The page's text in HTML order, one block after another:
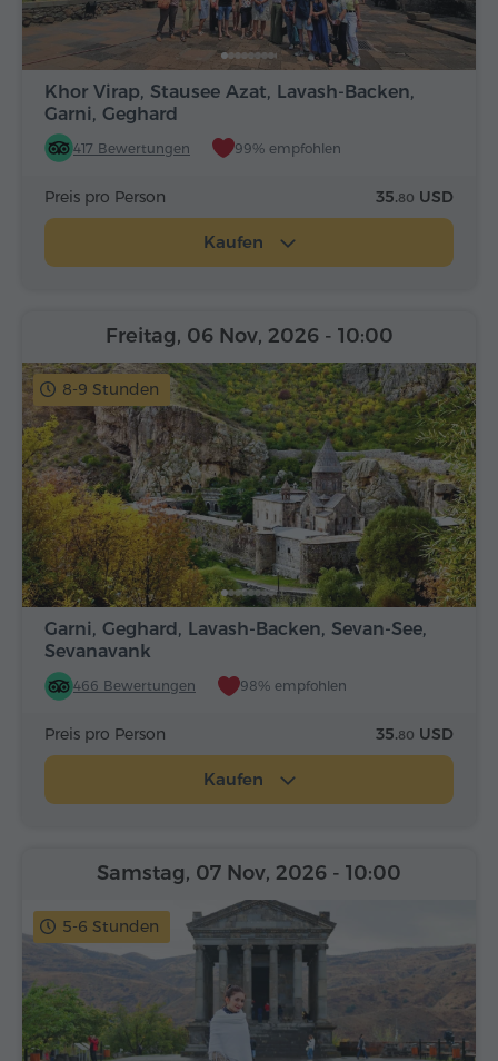
Khor Virap, Stausee Azat, Lavash-Backen,
Garni, Geghard
417 Bewertungen 99% empfohlen
Preis pro Person 35.80 USD
Kaufen
8-9 Stunden
Garni, Geghard, Lavash-Backen, Sevan-See,
Sevanavank
466 Bewertungen 98% empfohlen
Freitag, 06 Nov, 2026 - 10:00
Preis pro Person 35.80 USD
Kaufen
5-6 Stunden
Samstag, 07 Nov, 2026 - 10:00